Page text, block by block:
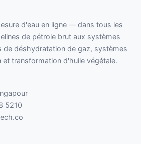
d'eau en ligne — dans tous les
de pétrole brut aux systèmes
de déshydratation de gaz, systèmes
et transformation d'huile végétale.
5210